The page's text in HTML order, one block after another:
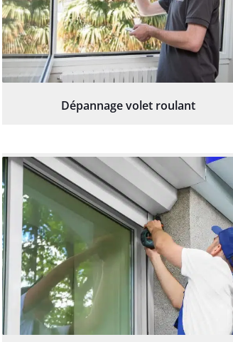
Dépannage volet roulant